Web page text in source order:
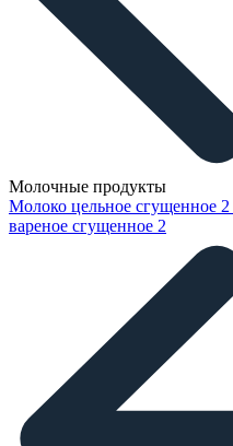
Молочные продукты
Молоко цельное сгущенное 2
вареное сгущенное 2